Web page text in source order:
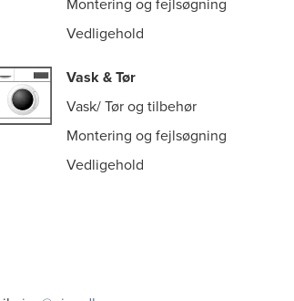
Vedligehold
Vask & Tør
Vask/ Tør og tilbehør
Montering og fejlsøgning
Vedligehold